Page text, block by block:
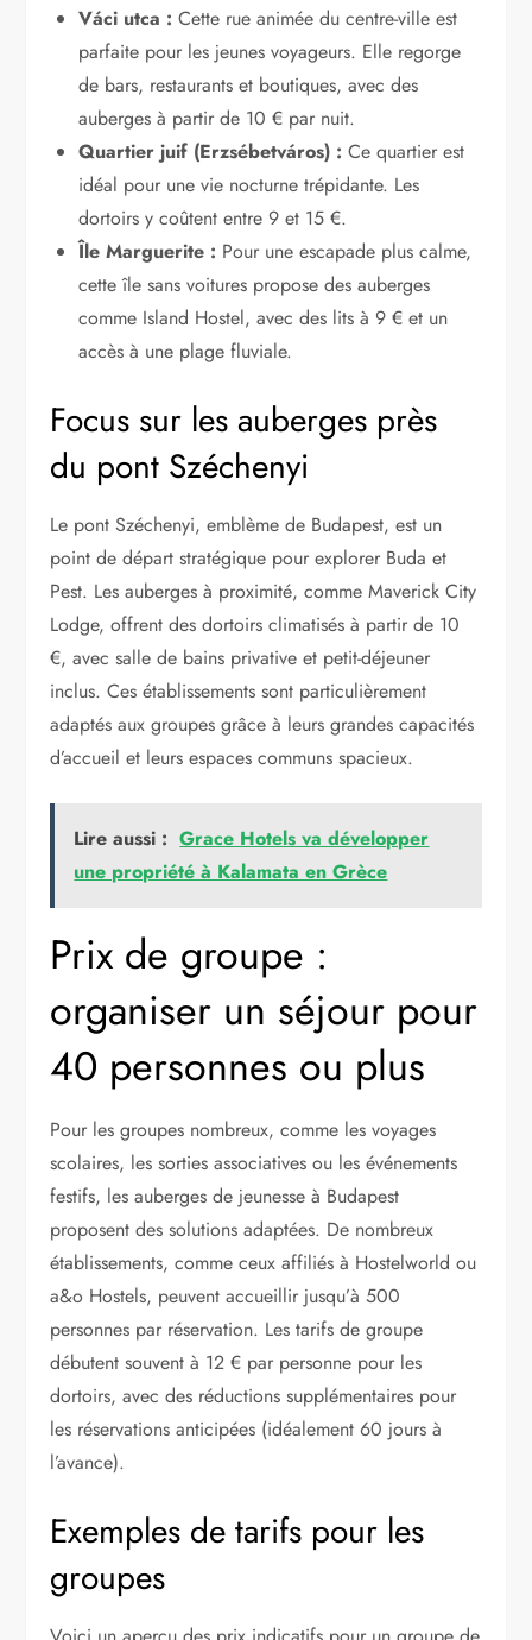
Váci utca : Cette rue animée du centre-ville est
parfaite pour les jeunes voyageurs. Elle regorge
de bars, restaurants et boutiques, avec des
auberges à partir de 10 € par nuit.
Quartier juif (Erzsébetváros) :Ce quartier est
idéal pour une vie nocturne trépidante. Les
dortoirs y coûtent entre 9 et 15 €.
Île Marguerite : Pour une escapade plus calme,
cette île sans voitures propose des auberges
comme Island Hostel, avec des lits à 9 € et un
accès à une plage fluviale.
Focus sur les auberges près
du pont Széchenyi
Le pont Széchenyi, emblème de Budapest, est un
point de départ stratégique pour explorer Buda et
Pest. Les auberges à proximité, comme Maverick City
Lodge, offrent des dortoirs climatisés à partir de 10
€, avec salle de bains privative et petit-déjeuner
inclus. Ces établissements sont particulièrement
adaptés aux groupes grâce à leurs grandes capacités
d’accueil et leurs espaces communs spacieux.
Lire aussi : Grace Hotels va développer
une propriété à Kalamata en Grèce
Prix de groupe :
organiser un séjour pour
40 personnes ou plus
Pour les groupes nombreux, comme les voyages
scolaires, les sorties associatives ou les événements
festifs, les auberges de jeunesse à Budapest
proposent des solutions adaptées. De nombreux
établissements, comme ceux affiliés à Hostelworld ou
a&o Hostels, peuvent accueillir jusqu’à 500
personnes par réservation. Les tarifs de groupe
débutent souvent à 12 € par personne pour les
dortoirs, avec des réductions supplémentaires pour
les réservations anticipées (idéalement 60 jours à
l’avance).
Exemples de tarifs pour les
groupes